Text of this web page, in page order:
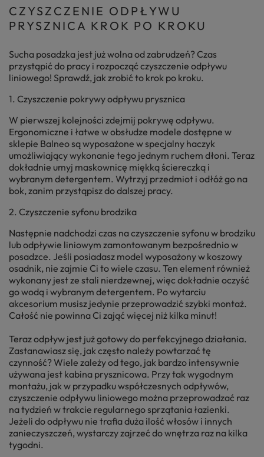
CZYSZCZENIE ODPŁYWU
PRYSZNICA KROK PO KROKU
Sucha posadzka jest już wolna od zabrudzeń? Czas
przystąpić do pracy i rozpocząć czyszczenie odpływu
liniowego! Sprawdź, jak zrobić to krok po kroku.
1. Czyszczenie pokrywy odpływu prysznica
W pierwszej kolejności zdejmij pokrywę odpływu.
Ergonomiczne i łatwe w obsłudze modele dostępne w
sklepie Balneo są wyposażone w specjalny haczyk
umożliwiający wykonanie tego jednym ruchem dłoni. Teraz
dokładnie umyj maskownicę miękką ściereczką i
wybranym detergentem. Wytrzyj przedmiot i odłóż go na
bok, zanim przystąpisz do dalszej pracy.
2. Czyszczenie syfonu brodzika
Następnie nadchodzi czas na czyszczenie syfonu w brodziku
lub odpływie liniowym zamontowanym bezpośrednio w
posadzce. Jeśli posiadasz model wyposażony w koszowy
osadnik, nie zajmie Ci to wiele czasu. Ten element również
wykonany jest ze stali nierdzewnej, więc dokładnie oczyść
go wodą i wybranym detergentem. Po wytarciu
akcesorium musisz jedynie przeprowadzić szybki montaż.
Całość nie powinna Ci zająć więcej niż kilka minut!
Teraz odpływ jest już gotowy do perfekcyjnego działania.
Zastanawiasz się, jak często należy powtarzać tę
czynność? Wiele zależy od tego, jak bardzo intensywnie
używana jest kabina prysznicowa. Przy tak wygodnym
montażu, jak w przypadku współczesnych odpływów,
czyszczenie odpływu liniowego można przeprowadzać raz
na tydzień w trakcie regularnego sprzątania łazienki.
Jeżeli do odpływu nie trafia duża ilość włosów i innych
zanieczyszczeń, wystarczy zajrzeć do wnętrza raz na kilka
tygodni.